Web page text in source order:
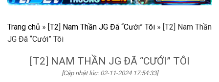
Trang chủ » [T2] Nam Thần JG Đã “Cưới” Tôi » [T2] Nam Thần
JG Đã “Cưới” Tôi
[T2] NAM THẦN JG ĐÃ “CƯỚI” TÔI
[Cập nhật lúc: 02-11-2024 17:54:33]